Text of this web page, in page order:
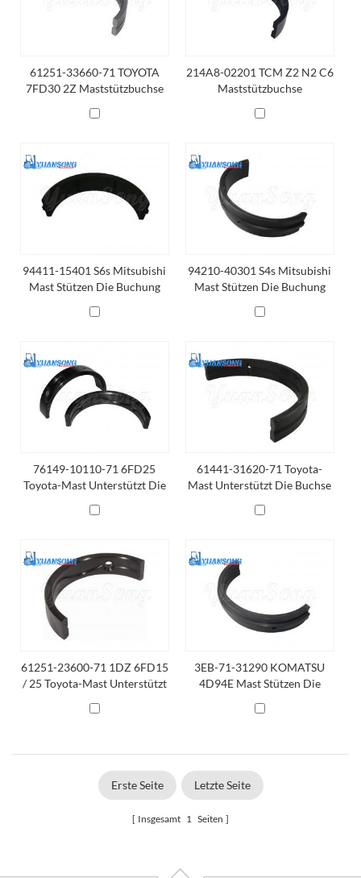
61251-33660-71 TOYOTA
7FD30 2Z Maststützbuchse
214A8-02201 TCM Z2 N2 C6
Maststützbuchse
94411-15401 S6s Mitsubishi
Mast Stützen Die Buchung
94210-40301 S4s Mitsubishi
Mast Stützen Die Buchung
76149-10110-71 6FD25
Toyota-Mast Unterstützt Die
61441-31620-71 Toyota-
Mast Unterstützt Die Buchse
61251-23600-71 1DZ 6FD15
/ 25 Toyota-Mast Unterstützt
3EB-71-31290 KOMATSU
4D94E Mast Stützen Die
Erste Seite Letzte Seite
Insgesamt 1 Seiten